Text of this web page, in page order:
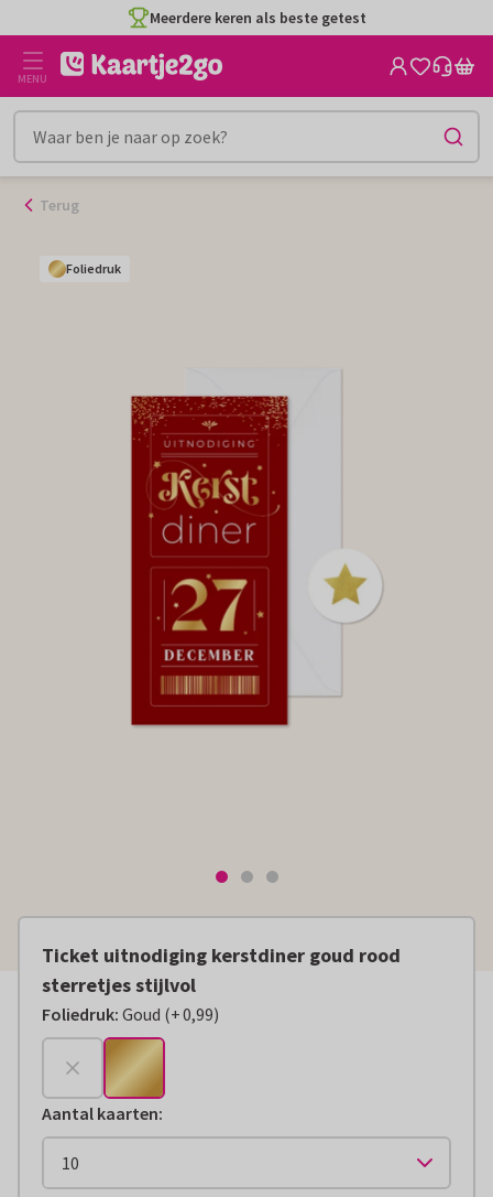
naar
inhoud
Meerdere keren als beste getest
MENU
Terug
Foliedruk
Foliedruk
Foliedruk
Ticket uitnodiging kerstdiner goud rood
sterretjes stijlvol
Foliedruk: Goud (
+€ 0,99
+0,99)
Aantal kaarten: